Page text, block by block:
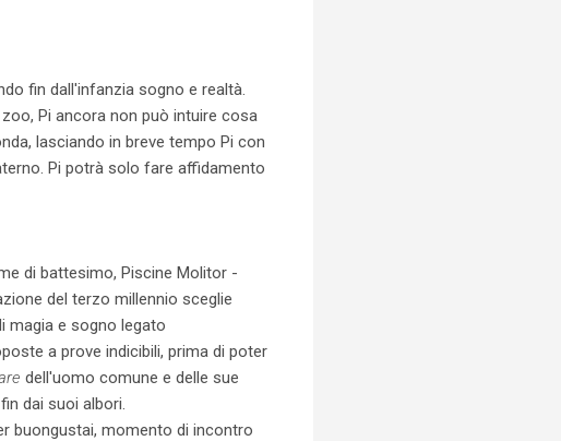
fin dall'infanzia sogno e realtà.
Pi ancora non può intuire cosa
lasciando in breve tempo Pi con
Pi potrà solo fare affidamento
di battesimo, Piscine Molitor -
del terzo millennio sceglie
magia e sogno legato
a prove indicibili, prima di poter
dell'uomo comune e delle sue
dai suoi albori.
buongustai, momento di incontro